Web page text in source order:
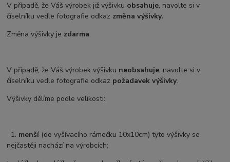
V případě, že Váš výrobek již výšivku obsahuje, navolte si v
číselníku vedle fotografie odkaz změna výšivky.
Změna výšivky je zdarma.
V případě, že Váš výrobek výšivku neobsahuje, navolte si v
číselníku vedle fotografie odkaz požadavek výšivky.
Výšivky dělíme podle velikosti:
1. menší (do vyšívacího rámečku 10x10cm) tyto výšivky se
nejčastěji nachází na výrobcích: